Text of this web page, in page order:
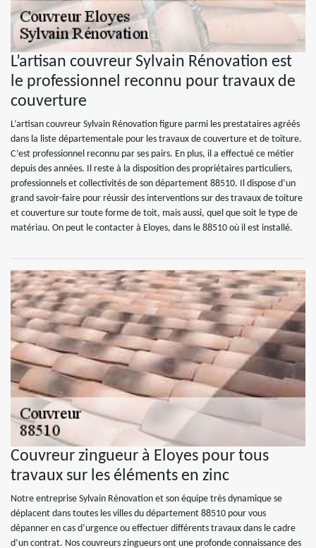
L’artisan couvreur Sylvain Rénovation est
le professionnel reconnu pour travaux de
couverture
L’artisan couvreur Sylvain Rénovation figure parmi les prestataires agréés
dans la liste départementale pour les travaux de couverture et de toiture.
C’est professionnel reconnu par ses pairs. En plus, il a effectué ce métier
depuis des années. Il reste à la disposition des propriétaires particuliers,
professionnels et collectivités de son département 88510. Il dispose d’un
grand savoir-faire pour réussir des interventions sur des travaux de toiture
et couverture sur toute forme de toit, mais aussi, quel que soit le type de
matériau. On peut le contacter à Eloyes, dans le 88510 où il est installé.
Couvreur zingueur à Eloyes pour tous
travaux sur les éléments en zinc
Notre entreprise Sylvain Rénovation et son équipe très dynamique se
déplacent dans toutes les villes du département 88510 pour vous
dépanner en cas d’urgence ou effectuer différents travaux dans le cadre
d’un contrat. Nos couvreurs zingueurs ont une profonde connaissance des